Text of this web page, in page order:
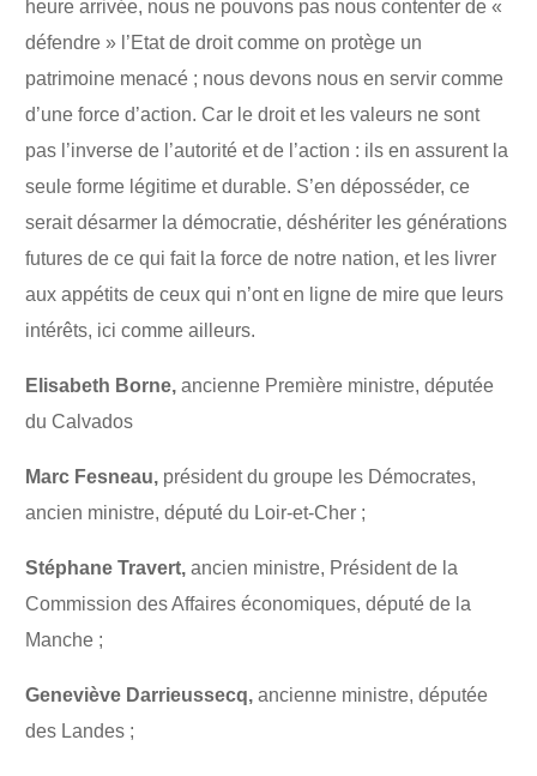
heure arrivée, nous ne pouvons pas nous contenter de «
défendre » l’Etat de droit comme on protège un
patrimoine menacé ; nous devons nous en servir comme
d’une force d’action. Car le droit et les valeurs ne sont
pas l’inverse de l’autorité et de l’action : ils en assurent la
seule forme légitime et durable. S’en déposséder, ce
serait désarmer la démocratie, déshériter les générations
futures de ce qui fait la force de notre nation, et les livrer
aux appétits de ceux qui n’ont en ligne de mire que leurs
intérêts, ici comme ailleurs.
Elisabeth Borne, ancienne Première ministre, députée
du Calvados
Marc Fesneau, président du groupe les Démocrates,
ancien ministre, député du Loir-et-Cher ;
Stéphane Travert, ancien ministre, Président de la
Commission des Affaires économiques, député de la
Manche ;
Geneviève Darrieussecq, ancienne ministre, députée
des Landes ;